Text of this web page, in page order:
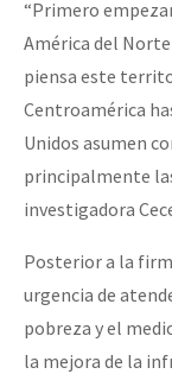
“Primero
América del
piensa este
Centroamérica
Unidos asumen
principalmente
investigadora
Posterior a la
urgencia de
pobreza y el
la mejora de la